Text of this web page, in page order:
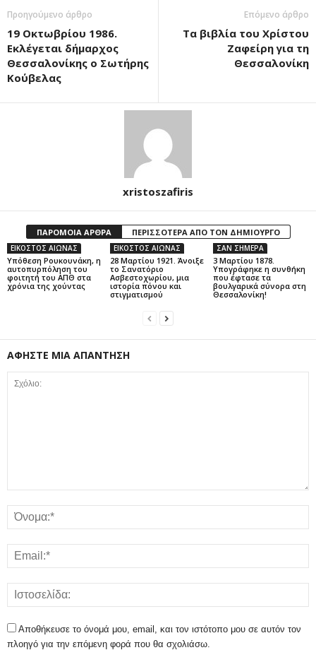
Προηγούμενο άρθρο
19 Οκτωβρίου 1986.
Εκλέγεται δήμαρχος
Θεσσαλονίκης ο Σωτήρης
Κούβελας
Επόμενο άρθρο
Τα βιβλία του Χρίστου
Ζαφείρη για τη
Θεσσαλονίκη
xristoszafiris
ΠΑΡΟΜΟΙΑ ΑΡΘΡΑ ΠΕΡΙΣΣΟΤΕΡΑ ΑΠΟ ΤΟΝ ΔΗΜΙΟΥΡΓΟ
ΕΙΚΟΣΤΟΣ ΑΙΩΝΑΣ
Υπόθεση Ρουκουνάκη, η
αυτοπυρπόληση του
φοιτητή του ΑΠΘ στα
χρόνια της χούντας
ΕΙΚΟΣΤΟΣ ΑΙΩΝΑΣ
28 Μαρτίου 1921. Άνοιξε
το Σανατόριο
Ασβεστοχωρίου, μια
ιστορία πόνου και
στιγματισμού
ΣΑΝ ΣΗΜΕΡΑ
3 Μαρτίου 1878.
Υπογράφηκε η συνθήκη
που έφτασε τα
βουλγαρικά σύνορα στη
Θεσσαλονίκη!
ΑΦΗΣΤΕ ΜΙΑ ΑΠΑΝΤΗΣΗ
Αποθήκευσε το όνομά μου, email, και τον ιστότοπο μου σε αυτόν τον
πλοηγό για την επόμενη φορά που θα σχολιάσω.